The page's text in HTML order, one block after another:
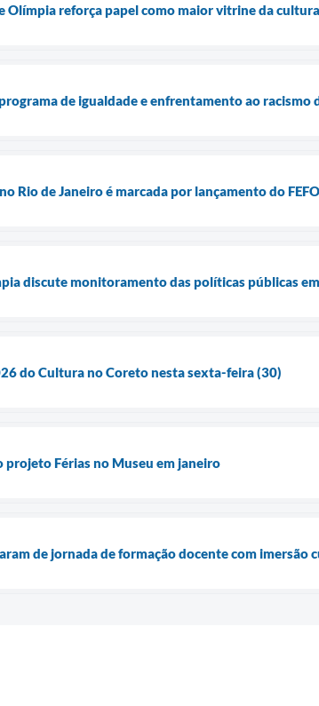
Olímpia reforça papel como maior vitrine da
de igualdade e enfrentamento ao racismo
Rio de Janeiro é marcada por lançamento do
discute monitoramento das políticas públicas
do Cultura no Coreto nesta sexta-feira (30)
Férias no Museu em janeiro
de jornada de formação docente com imersão